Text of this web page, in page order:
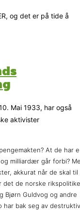
og det er på tide å
Mai 1933, har også
aktivister
At de har
milliardær går forbi?
akkurat når de skal til
det de norske
Bjørn Guldvog og andre
har bak seg av